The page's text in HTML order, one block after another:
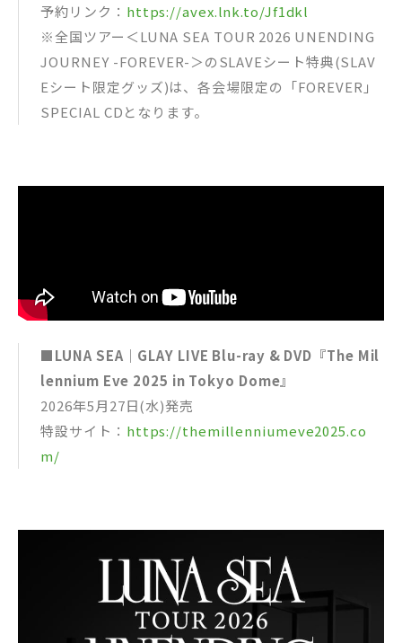
予約リンク： https://avex.lnk.to/Jf1dkl
※全国ツアー＜LUNA SEA TOUR 2026 UNENDING
JOURNEY -FOREVER-＞のSLAVEシート特典(SLAV
Eシート限定グッズ)は、各会場限定の「FOREVER」
SPECIAL CDとなります。
■LUNA SEA｜GLAY LIVE Blu-ray & DVD『The Mil
lennium Eve 2025 in Tokyo Dome』
2026年5月27日(水)発売
特設サイト： https://themillenniumeve2025.co
m/